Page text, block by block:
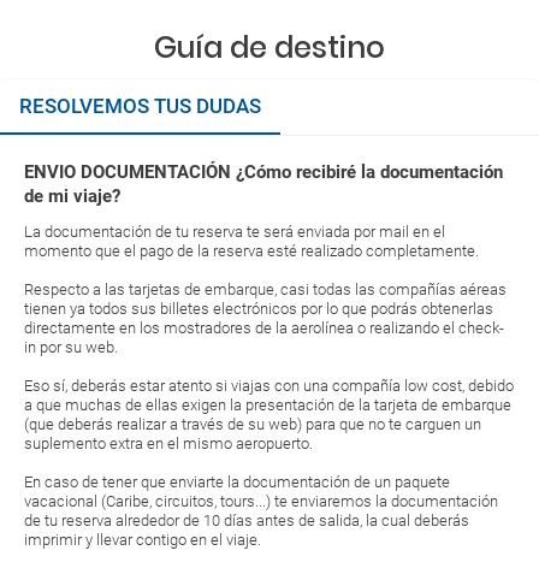
Guía de destino
RESOLVEMOS TUS DUDAS
ENVIO DOCUMENTACIÓN ¿Cómo recibiré la documentación
de mi viaje?
La documentación de tu reserva te será enviada por mail en el
momento que el pago de la reserva esté realizado completamente.
Respecto a las tarjetas de embarque, casi todas las compañías aéreas
tienen ya todos sus billetes electrónicos por lo que podrás obtenerlas
directamente en los mostradores de la aerolínea o realizando el check-
in por su web.
Eso sí, deberás estar atento si viajas con una compañía low cost, debido
a que muchas de ellas exigen la presentación de la tarjeta de embarque
(que deberás realizar a través de su web) para que no te carguen un
suplemento extra en el mismo aeropuerto.
En caso de tener que enviarte la documentación de un paquete
vacacional (Caribe, circuitos, tours...) te enviaremos la documentación
de tu reserva alrededor de 10 días antes de salida, la cual deberás
imprimir y llevar contigo en el viaje.